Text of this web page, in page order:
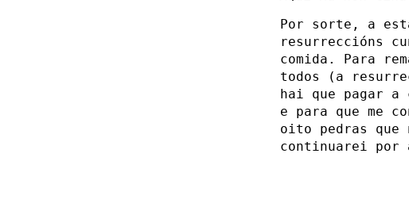
Por sorte, a
resurreccións
comida. Para
todos (a
hai que pagar
e para que me
oito pedras que
continuarei por